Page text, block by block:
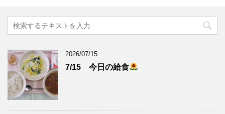
2026/07/15
7/15 今日の給食